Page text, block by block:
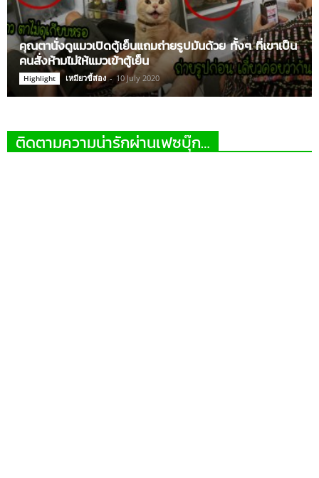
คุณตานั่งดูแมวเปิดตู้เย็นแถมถ่ายรูปมันด้วย ทั้งๆ ที่เขาเป็น
คนสั่งห้ามไม่ให้แมวเข้าตู้เย็น
Highlight เหมียวขี้ส่อง - 10 July 2020
ติดตามความน่ารักผ่านเฟซบุ๊ก…